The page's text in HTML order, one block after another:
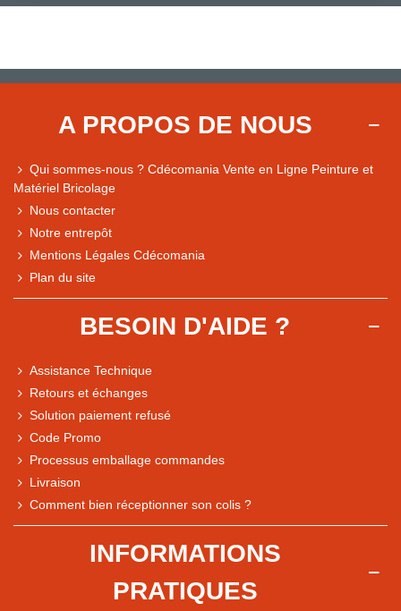
Comparaison des performances du magasin
Express, Chez vous, Point relais, Retrait magasin
A PROPOS DE NOUS
Qui sommes-nous ? Cdécomania Vente en Ligne Peinture et
Matériel Bricolage
Nous contacter
Notre entrepôt
Mentions Légales Cdécomania
Plan du site
BESOIN D'AIDE ?
Assistance Technique
Retours et échanges
Solution paiement refusé
Code Promo
Processus emballage commandes
Livraison
Comment bien réceptionner son colis ?
INFORMATIONS
PRATIQUES